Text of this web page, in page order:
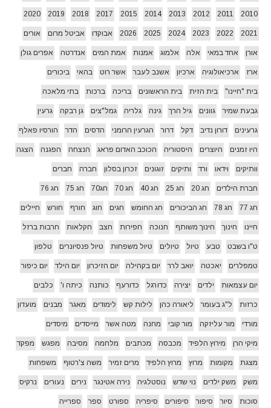
2010
2011
2012
2013
2014
2015
2017
2018
2019
2020
2021
2022
2023
2024
2025
2026 אבוקדו אביטל מרום אורים
אורן אחד במאי אלה אלמוג אמנות אמת המים אנדרטה אפרים גולן
ארז ארכיאולוגיה ארכיון אשנב לעבר אשר רוט בהאי ביכורים
בית "חיינו" בית הזית בית הראשונים בריכה ברכות בתי מלאכה
גבעת שמיר גוונים גיל הרך גינה גלריה גמל"צים גן רבקה גרעין
גרעינים דורון נדיב דקל דרור הגרעין הרומני הדסים הדר הורסיו פאלף
היו זמנים היוצרים היסטוריה הכוכב האדום פראג הנצחה הפגנה הצגה
וותיקים וידאו ורד ותיקים זוגונים זכרון בסלון חברה חברים
חברת הילדים חג 20 חג 25 חג 40 חג 70 חג70 חג 75 חג 76
חג 77 חג 78 חג הביכורים חג החומש חגים חוג חורף חורש חיילים
חיינו חינוך חינוך משותף חנוכה חפירות חצב חקלאות חרבות ברזל
ט"ו בשבט טבע טיול טיולים טיול משפחות טיול פנסיונרים טלפון
טמפלרים יאכטה יואב לרר יום בקהילה יום הזיכרון יום הילד יום כיפור
יום עצמאות ילדים יצירה כדורגל כדורעף כותנה כיתה ו' כלבים
כרזות ל"ג בעומר ליאורה כהן לילות קש לימודים מאגר מבנים מועדון
מורדי מור עליזקה מור קובי מחנה מטה אשר מייסדים מיסדים
מיקי הרן מירוץ הלפיד מכבסה מכתבים מלחמה מסיבה מפגש מפקד
מצגת מקומות מרוץ מרוץ הלפיד מרים זמיר משה צ'רטוף משפחות
משק משק ילדים נוי שדש נוסטלגיה נירה אטינגר נירים נעורים נרקיס
סוכות סיור סיפור סיפורים סיפריה ספורט ספר ספרייה